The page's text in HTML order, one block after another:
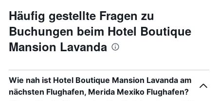
Häufig gestellte Fragen zu
Buchungen beim Hotel Boutique
Mansion Lavanda
Wie nah ist Hotel Boutique Mansion Lavanda am
nächsten Flughafen, Merida Mexiko Flughafen?